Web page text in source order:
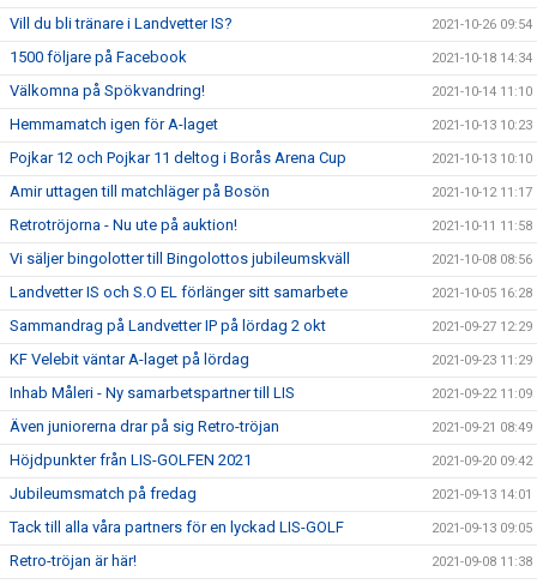
Vill du bli tränare i Landvetter IS? 2021-10-26 09:54
1500 följare på Facebook 2021-10-18 14:34
Välkomna på Spökvandring! 2021-10-14 11:10
Hemmamatch igen för A-laget 2021-10-13 10:23
Pojkar 12 och Pojkar 11 deltog i Borås Arena Cup 2021-10-13 10:10
Amir uttagen till matchläger på Bosön 2021-10-12 11:17
Retrotröjorna - Nu ute på auktion! 2021-10-11 11:58
Vi säljer bingolotter till Bingolottos jubileumskväll 2021-10-08 08:56
Landvetter IS och S.O EL förlänger sitt samarbete 2021-10-05 16:28
Sammandrag på Landvetter IP på lördag 2 okt 2021-09-27 12:29
KF Velebit väntar A-laget på lördag 2021-09-23 11:29
Inhab Måleri - Ny samarbetspartner till LIS 2021-09-22 11:09
Även juniorerna drar på sig Retro-tröjan 2021-09-21 08:49
Höjdpunkter från LIS-GOLFEN 2021 2021-09-20 09:42
Jubileumsmatch på fredag 2021-09-13 14:01
Tack till alla våra partners för en lyckad LIS-GOLF 2021-09-13 09:05
Retro-tröjan är här! 2021-09-08 11:38